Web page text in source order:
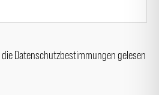
Datenschutzbestimmungen gelesen